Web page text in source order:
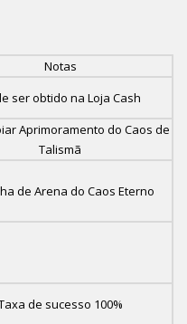
Notas
ser obtido na Loja Cash
Aprimoramento do Caos de
Talismã
de Arena do Caos Eterno
de sucesso 100%